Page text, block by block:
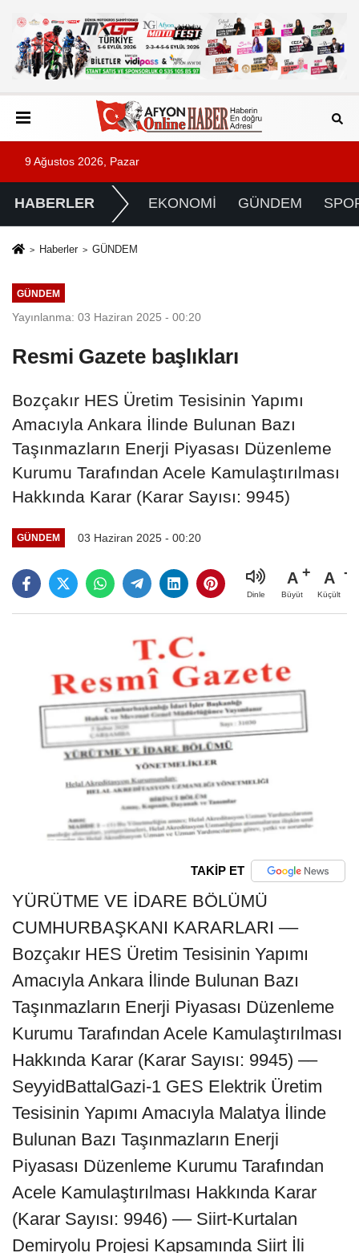
9 Ağustos 2026, Pazar
HABERLER EKONOMİ GÜNDEM
Haberler GÜNDEM
GÜNDEM
Yayınlanma: 03 Haziran 2025 - 00:20
Resmi Gazete başlıkları
Bozçakır HES Üretim Tesisinin Yapımı
Amacıyla Ankara İlinde Bulunan Bazı
Taşınmazların Enerji Piyasası Düzenleme
Kurumu Tarafından Acele Kamulaştırılması
Hakkında Karar (Karar Sayısı: 9945)
GÜNDEM 03 Haziran 2025 - 00:20
Dinle
A
Büyüt
A
Küçült
TAKİP ET
YÜRÜTME VE İDARE BÖLÜMÜ
CUMHURBAŞKANI KARARLARI ––
Bozçakır HES Üretim Tesisinin Yapımı
Amacıyla Ankara İlinde Bulunan Bazı
Taşınmazların Enerji Piyasası Düzenleme
Kurumu Tarafından Acele Kamulaştırılması
Hakkında Karar (Karar Sayısı: 9945) ––
SeyyidBattalGazi-1 GES Elektrik Üretim
Tesisinin Yapımı Amacıyla Malatya İlinde
Bulunan Bazı Taşınmazların Enerji
Piyasası Düzenleme Kurumu Tarafından
Acele Kamulaştırılması Hakkında Karar
(Karar Sayısı: 9946) –– Siirt-Kurtalan
Demiryolu Projesi Kapsamında Siirt İli